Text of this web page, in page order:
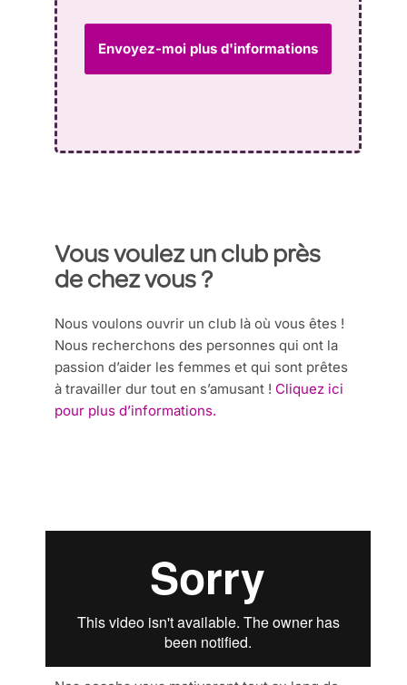
Vous voulez un club près
de chez vous ?
Nous voulons ouvrir un club là où vous êtes !
Nous recherchons des personnes qui ont la
passion d’aider les femmes et qui sont prêtes
à travailler dur tout en s’amusant ! Cliquez ici
pour plus d’informations.